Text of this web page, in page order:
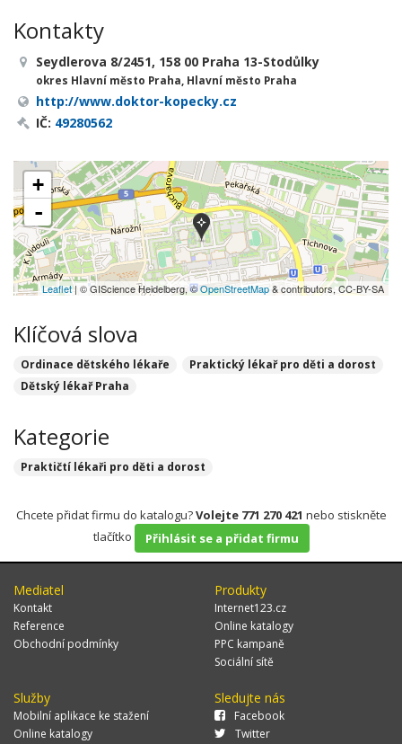
Kontakty
Seydlerova 8/2451, 158 00 Praha 13-Stodůlky
okres Hlavní město Praha, Hlavní město Praha
http://www.doktor-kopecky.cz
IČ: 49280562
+
-
Leaflet| © GIScience Heidelberg, ©OpenStreetMap& contributors, CC-BY-SA
Klíčová slova
Ordinace dětského lékaře
Praktický lékař pro děti a dorost
Dětský lékař Praha
Kategorie
Praktičtí lékaři pro děti a dorost
Chcete přidat firmu do katalogu?Volejte 771 270 421 nebo stiskněte
tlačítko
Přihlásit se a přidat firmu
Mediatel
Kontakt
Reference
Obchodní podmínky
Produkty
Internet123.cz
Online katalogy
PPC kampaně
Sociální sítě
Služby
Mobilní aplikace ke stažení
Online katalogy
Sledujte nás
Facebook
Twitter